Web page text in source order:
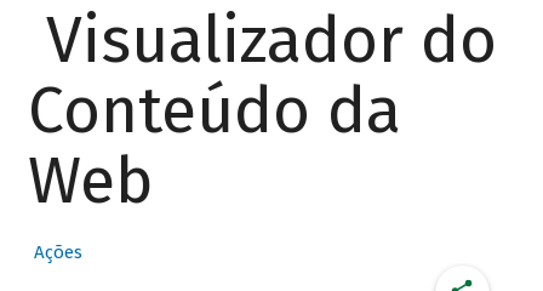
Visualizador do
Conteúdo da
Web
Ações